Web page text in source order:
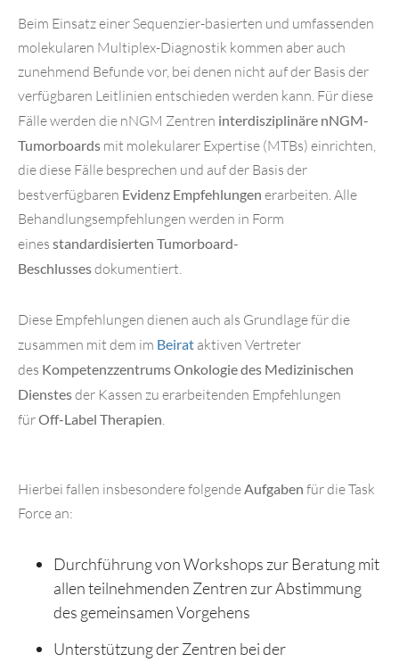
Beim Einsatz einer Sequenzier-basierten und umfassenden
molekularen Multiplex-Diagnostik kommen aber auch
zunehmend Befunde vor, bei denen nicht auf der Basis der
verfügbaren Leitlinien entschieden werden kann. Für diese
Fälle werden die nNGM Zentren interdisziplinäre nNGM-
Tumorboards mit molekularer Expertise (MTBs) einrichten,
die diese Fälle besprechen und auf der Basis der
bestverfügbaren Evidenz Empfehlungen erarbeiten. Alle
Behandlungsempfehlungen werden in Form
eines standardisierten Tumorboard-
Beschlussesdokumentiert.
Diese Empfehlungen dienen auch als Grundlage für die
zusammen mit dem im Beirat aktiven Vertreter
des Kompetenzzentrums Onkologie des Medizinischen
Dienstesder Kassen zu erarbeitenden Empfehlungen
fürOff-Label Therapien.
Hierbei fallen insbesondere folgendeAufgaben für die Task
Force an:
Durchführung von Workshops zur Beratung mit
allen teilnehmenden Zentren zur Abstimmung
des gemeinsamen Vorgehens
Unterstützung der Zentren bei der